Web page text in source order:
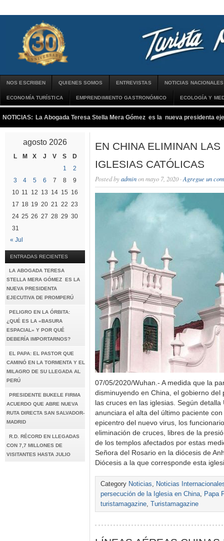
NOS ESCRIBEN QUIENES SOMOS ENTREVISTAS NOTICIAS NACIONALES
ECONOMÍA TURÍSTICA EMPRENDIMIENTO GASTRONÓMICO ECOLOGÍA Y
NOTICIAS: La Abogada Teresa Stella Mera Gómez es la nueva presidenta
agosto 2026
L M X J V S
D
1
2
3
4 5 6 7 8
9
10 11 12 13 14 15 16
17 18 19 20 21 22 23
24 25 26 27 28 29 30
31
« Jul
ENTRADAS RECIENTES
LA ABOGADA TERESA
STELLA MERA GÓMEZ ES LA
NUEVA PRESIDENTA
EJECUTIVA DE PROMPERÚ
PELIGRO EN LA ÓRBITA:
¿QUÉ ES LA «BASURA
ESPACIAL» Y POR QUÉ
DEBERÍA IMPORTARNOS?
EL PAPA: EL PASTOR QUE
CAMINÓ EN LA TORMENTA Y EL
MILAGRO DE SU LLEGADA AL
PERÚ
PRESIDENTE BUKELE FIRMA
ACUERDO QUE ABRE NUEVA
RUTA DIRECTA SAN SALVADOR-
MADRID
R.D. RÉCORD EN LLEGADAS
CON 7,7 MILLONES DE
VISITANTES HASTA JULIO
EN CHINA ELIMINAN
IGLESIAS CATÓLICAS
Posted byadminon mayo 7, 2020 · Agregue un
07/05/2020/Wuhan.- A medida que la
disminuyendo en China, el gobierno
las cruces en las iglesias. Según
anunciara el alta del último paciente
epicentro del nuevo virus, los
eliminación de cruces, libres de la
de los templos afectados por estas
Señora del Rosario en la diócesis de
Diócesis a la que corresponde esta
Category Noticias, Noticias
persecución de la Iglesia en China, Papa
turistamagazine, Turistamagazine